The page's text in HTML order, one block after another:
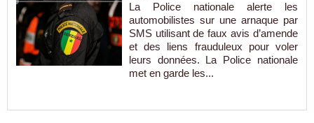
La Police nationale alerte les
automobilistes sur une arnaque par
SMS utilisant de faux avis d’amende
et des liens frauduleux pour voler
leurs données. La Police nationale
met en garde les...